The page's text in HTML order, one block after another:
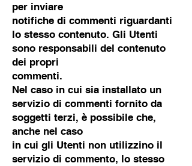
per inviare
notifiche di commenti riguardanti
lo stesso contenuto. Gli Utenti
sono responsabili del contenuto
dei propri
commenti.
Nel caso in cui sia installato un
servizio di commenti fornito da
soggetti terzi, è possibile che,
anche nel caso
in cui gli Utenti non utilizzino il
servizio di commento, lo stesso